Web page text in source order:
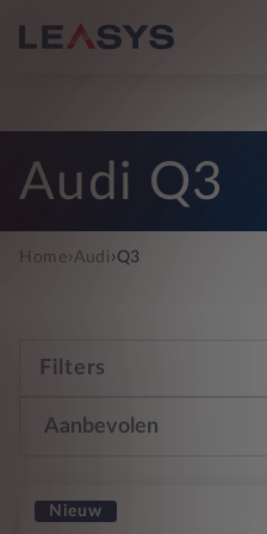
Audi Q3
Home›Audi ›Q3
Filters
Nieuw